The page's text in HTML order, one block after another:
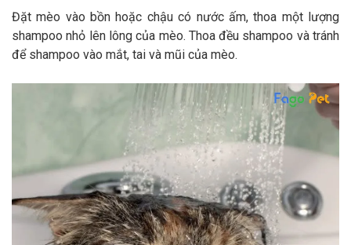
Đặt mèo vào bồn hoặc chậu có nước ấm, thoa một lượng
shampoo nhỏ lên lông của mèo. Thoa đều shampoo và tránh
để shampoo vào mắt, tai và mũi của mèo.